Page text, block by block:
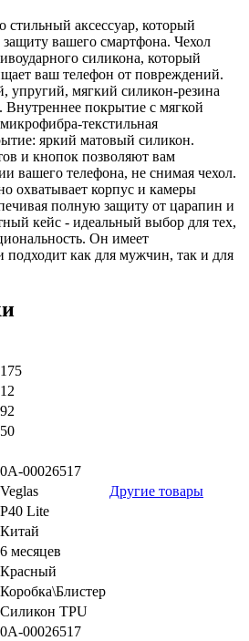
стильный аксессуар, который
вашего смартфона. Чехол
силикона, который
ваш телефон от повреждений.
упругий, мягкий силикон-резина
Внутреннее покрытие с мягкой
текстильная
яркий матовый силикон.
и кнопок позволяют вам
вашего телефона, не снимая чехол.
охватывает корпус и камеры
полную защиту от царапин и
кейс - идеальный выбор для тех,
Он имеет
подходит как для мужчин, так и для
175
12
92
50
0А-00026517
Veglas
Другие товары
P40 Lite
Китай
6 месяцев
Красный
Коробка\Блистер
Силикон TPU
0А-00026517